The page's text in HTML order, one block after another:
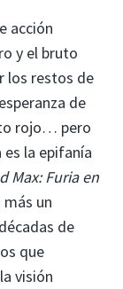
acción
y el bruto
los restos de
de
rojo… pero
la epifanía
Max: Furia en
un
de
que
visión